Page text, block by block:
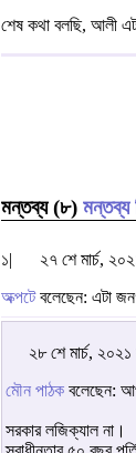
শেষ কথা বলছি, আলী
মন্তব্য (৮) মন্তব্য
১| ২৭ শে মার্চ,
অক্পটেবলেছেন: এটা
২৮ শে মার্চ,
মৌন পাঠক বলেছেন:
সরকার লজিক্যাল না।